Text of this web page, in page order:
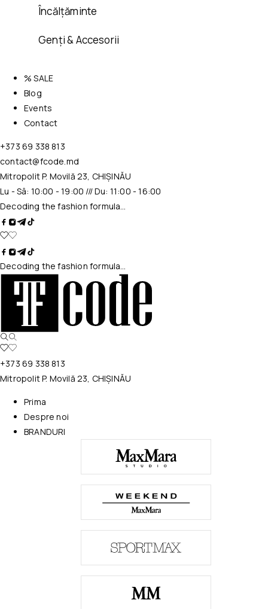
Încălțăminte
Genți & Accesorii
% SALE
Blog
Events
Contact
+373 69 338 813
contact@fcode.md
Mitropolit P. Movilă 23, CHIȘINĂU
Lu - Sâ: 10:00 - 19:00 /// Du: 11:00 - 16:00
Decoding the fashion formula…
Decoding the fashion formula…
+373 69 338 813
Mitropolit P. Movilă 23, CHIȘINĂU
Prima
Despre noi
BRANDURI